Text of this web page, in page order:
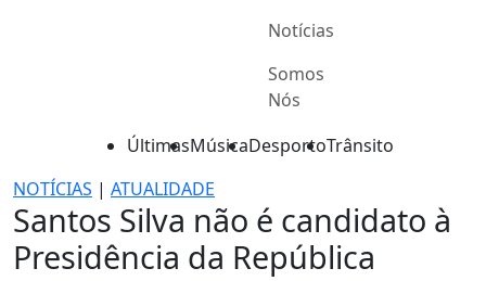
Notícias
Somos
Nós
ÚltimasMúsicaDesportoTrânsito
NOTÍCIAS | ATUALIDADE
Santos Silva não é candidato à
Presidência da República